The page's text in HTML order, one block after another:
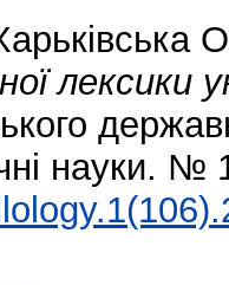
лексики
науки.